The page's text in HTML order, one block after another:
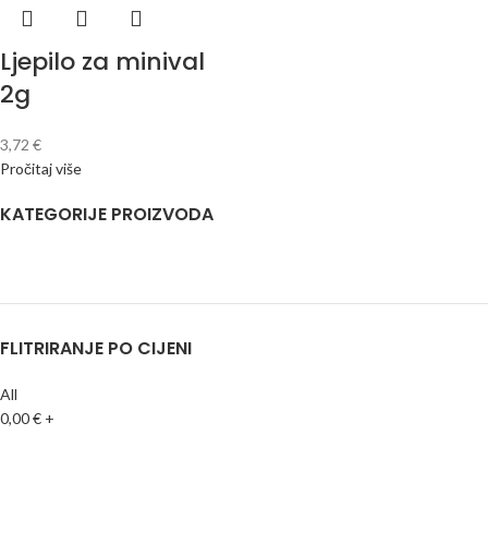
KATEGORIJE PROIZVODA
FLITRIRANJE PO CIJENI
All
0,00€ +
Ljepilo za minival
2g
3,72 €
Pročitaj više